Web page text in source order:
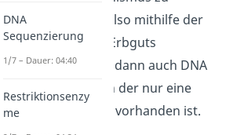
verändern. Es wird also mithilfe der
PCR die Menge des Erbguts
vergrößert. So kann dann auch DNA
genutzt werden, von der nur eine
geringe Startmenge vorhanden ist.
DNA
Sequenzierung
1/7 – Dauer: 04:40
Restriktionsenzy
me